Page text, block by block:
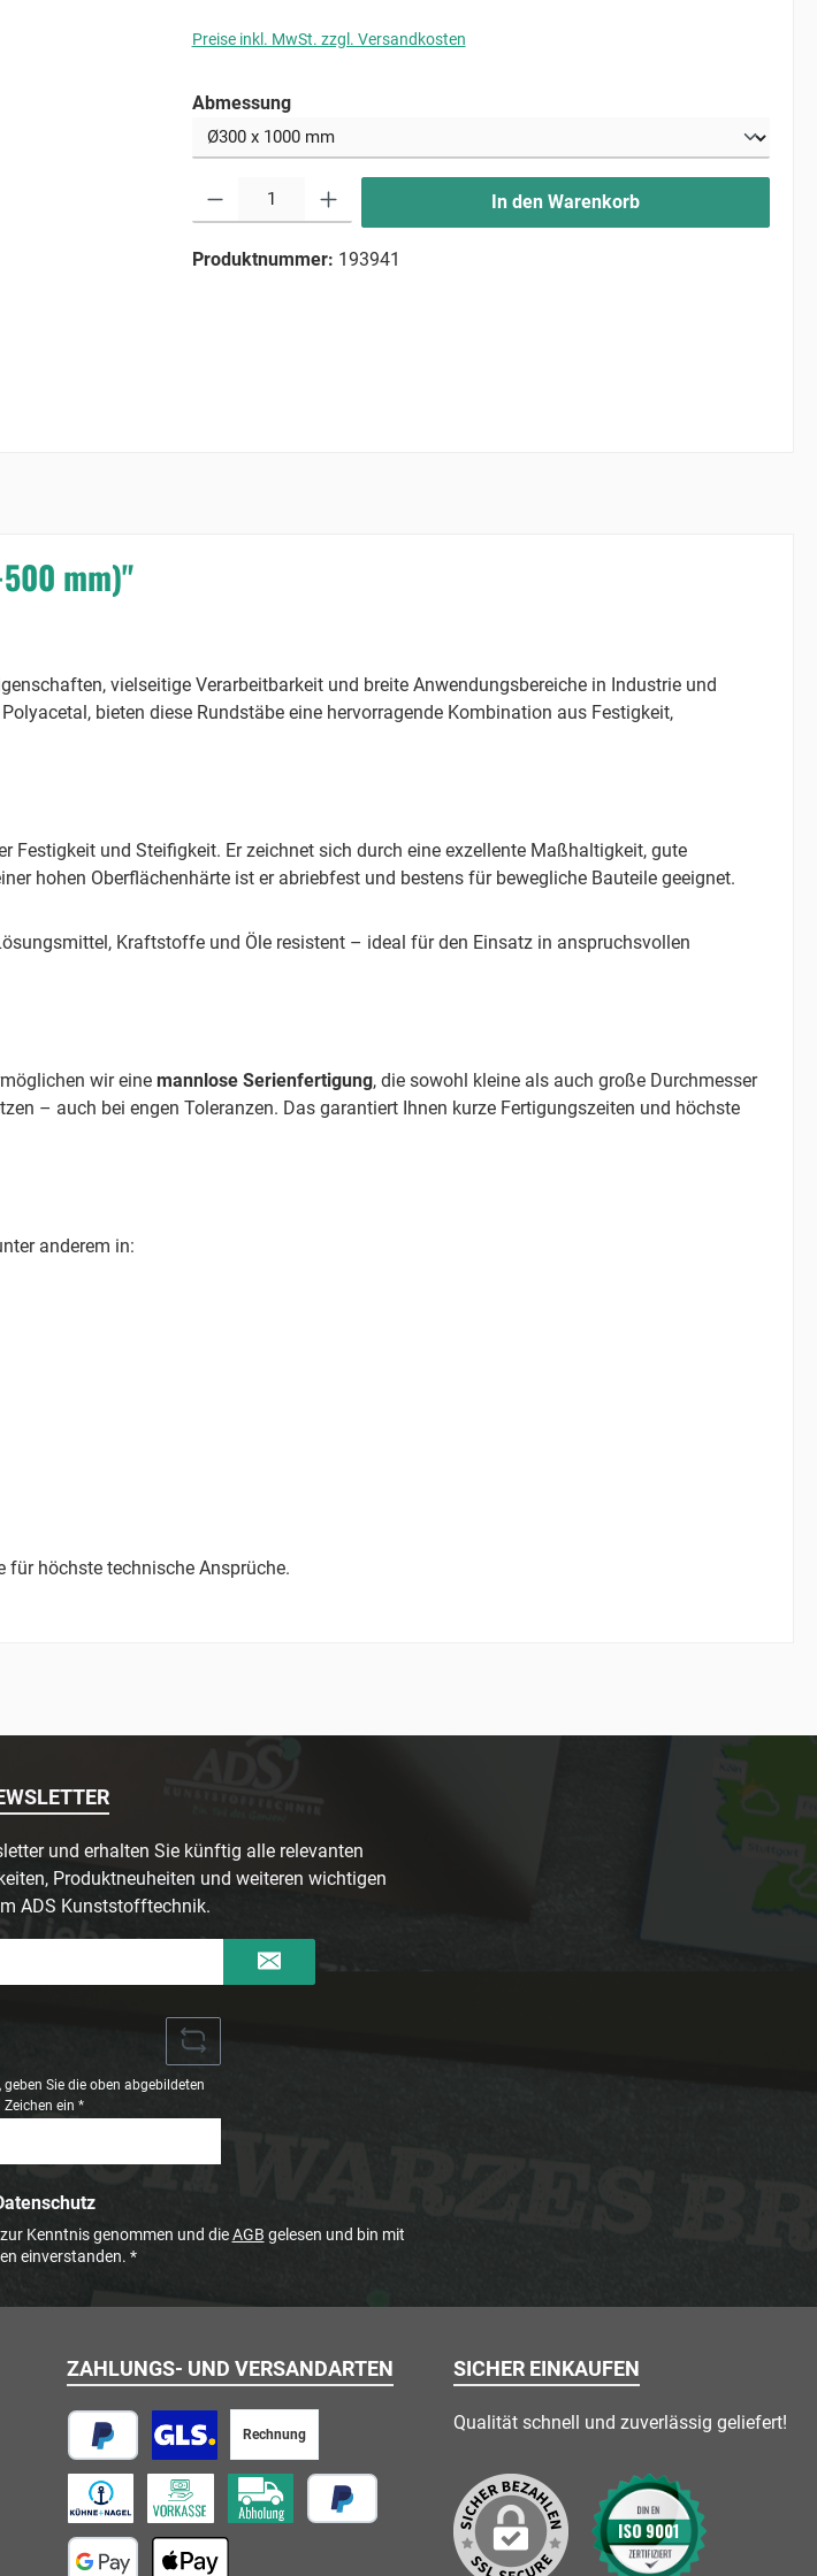
Preise inkl. MwSt. zzgl. Versandkosten
Abmessungauswählen
In den Warenkorb
Produktnummer: 193941
mm)"
vielseitige Verarbeitbarkeit und breite Anwendungsbereiche in Industrie und
bieten diese Rundstäbe eine hervorragende Kombination aus Festigkeit,
und Steifigkeit. Er zeichnet sich durch eine exzellente Maßhaltigkeit, gute
hohen Oberflächenhärte ist er abriebfest und bestens für bewegliche Bauteile geeignet.
Kraftstoffe und Öle resistent – ideal für den Einsatz in anspruchsvollen
wir eine mannlose Serienfertigung, die sowohl kleine als auch große Durchmesser
– auch bei engen Toleranzen. Das garantiert Ihnen kurze Fertigungszeiten und höchste
anderem in:
für höchste technische Ansprüche.
und erhalten Sie künftig alle relevanten
Produktneuheiten und weiteren wichtigen
ADS Kunststofftechnik.
Sie die oben abgebildeten
Zeichen ein *
zur Kenntnis genommen und dieAGB gelesen und bin mit
einverstanden. *
ZAHLUNGS- UND VERSANDARTEN
PayPal
Rechnung
Vorkasse
Paketversand
Speditionsversand Abholung vor Ort
SICHER EINKAUFEN
Qualität schnell und zuverlässig geliefert!